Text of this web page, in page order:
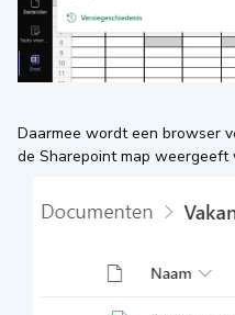
Daarmee wordt een browser
de Sharepoint map